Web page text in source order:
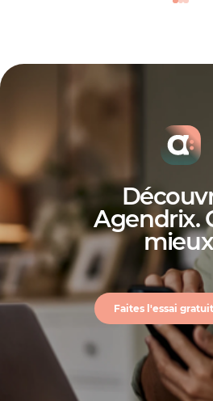
rendement;
Des gestionnaires et
heureux au travail
productive qui vise le
Un meilleur
une meilleure
réduit les coûts de
humaines.
Agendrix.
mieux
Faites l'essai